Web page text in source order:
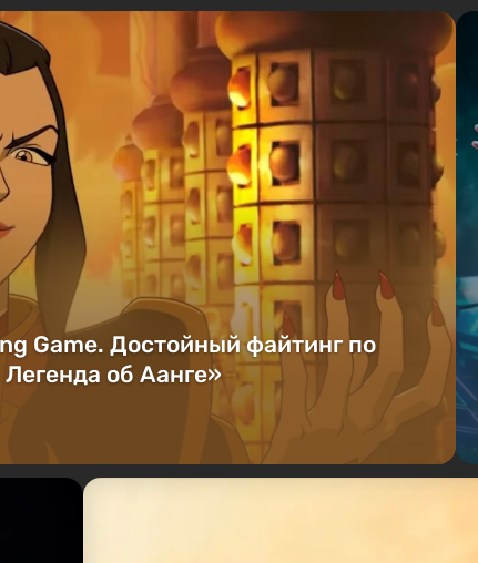
Game. Достойный файтинг по
об Аанге»